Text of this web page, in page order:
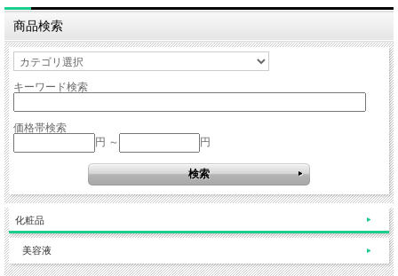
商品検索
キーワード検索
価格帯検索
円 ～
円
化粧品
美容液